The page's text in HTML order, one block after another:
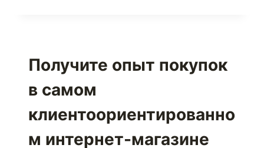
В
МИРЕ
СПОРТИВНОЙ
Получите опыт покупок
в самом
клиентоориентированно
м интернет-магазине